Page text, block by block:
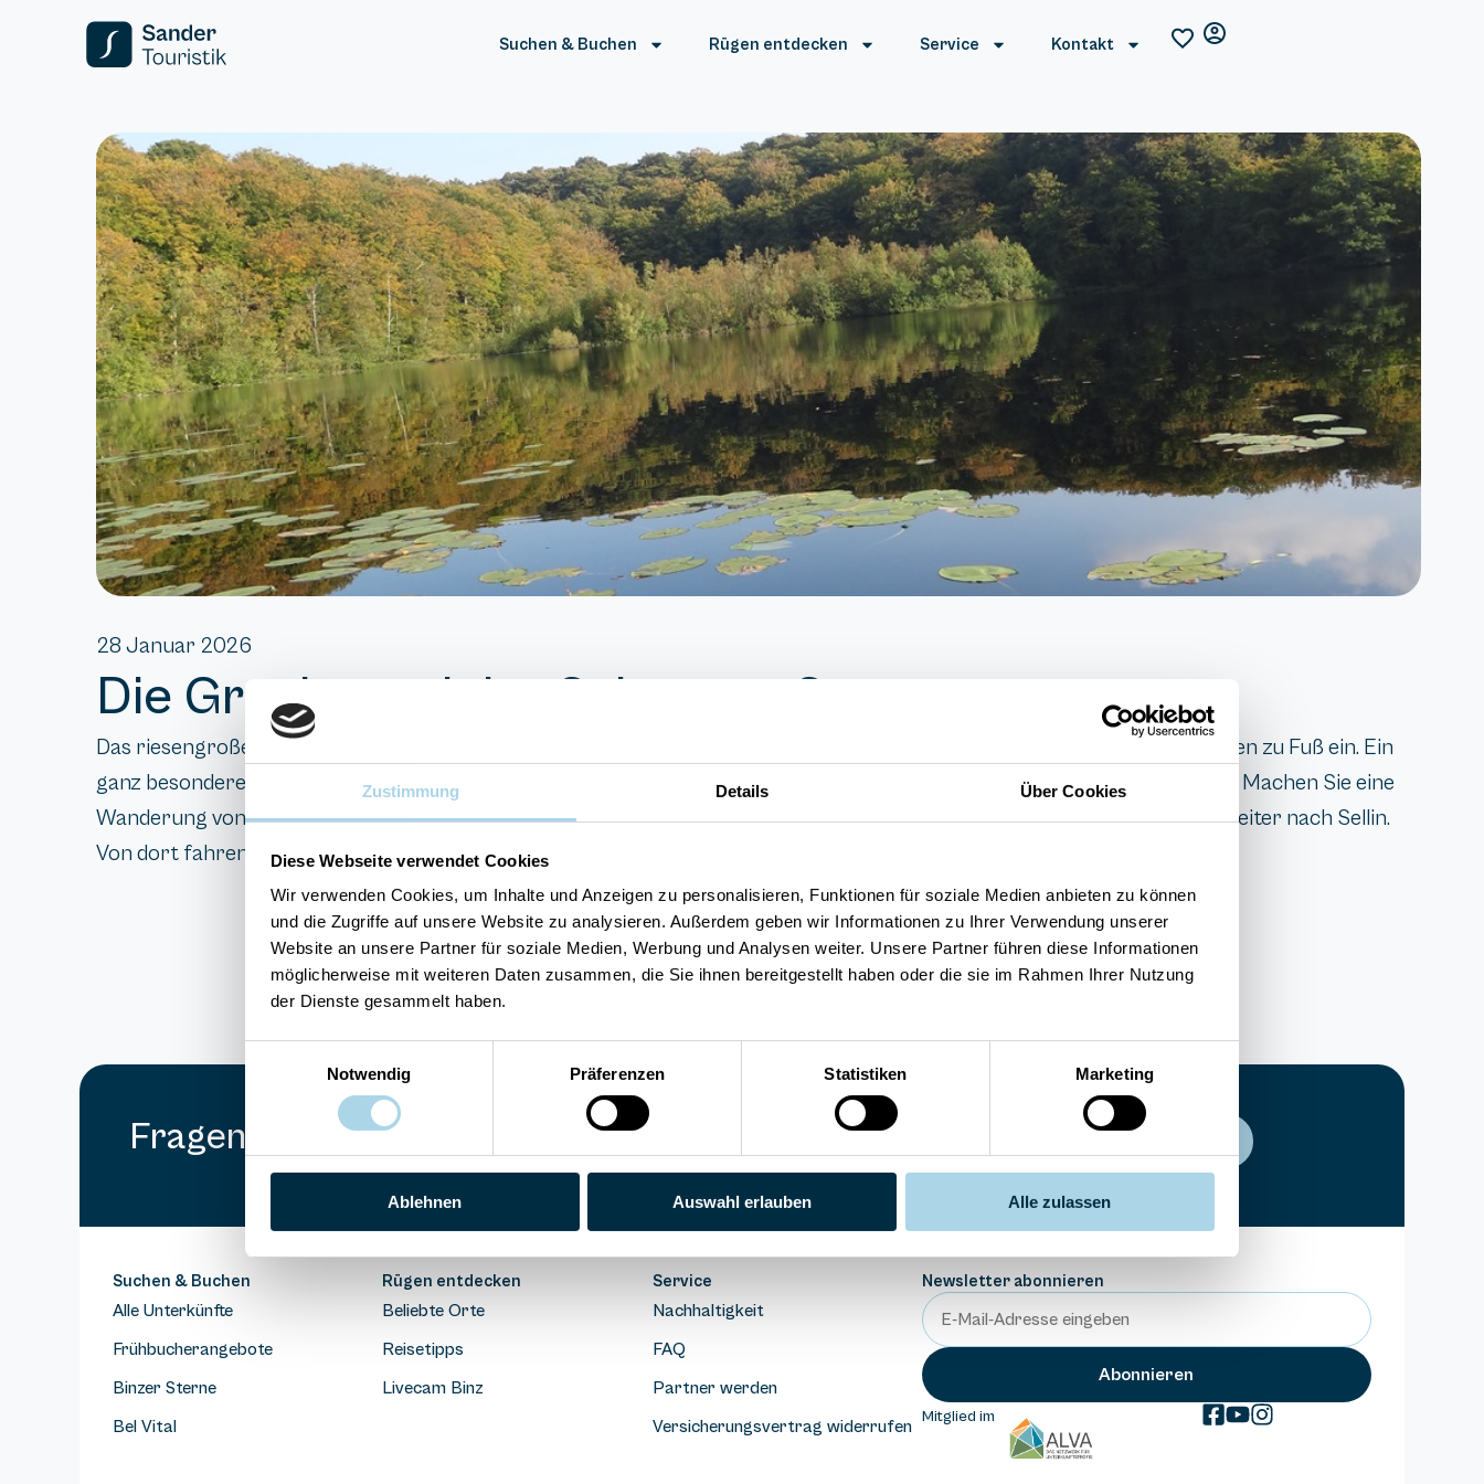
Zustimmung Details Über Cookies
Diese Webseite verwendet Cookies
Wir verwenden Cookies, um Inhalte und Anzeigen zu personalisieren, Funktionen für soziale Medien anbieten zu können
und die Zugriffe auf unsere Website zu analysieren. Außerdem geben wir Informationen zu Ihrer Verwendung unserer
Website an unsere Partner für soziale Medien, Werbung und Analysen weiter. Unsere Partner führen diese Informationen
möglicherweise mit weiteren Daten zusammen, die Sie ihnen bereitgestellt haben oder die sie im Rahmen Ihrer Nutzung
der Dienste gesammelt haben.
Notwendig
Präferenzen Statistiken Marketing
Ablehnen Auswahl erlauben Alle zulassen
Suchen & Buchen Rügen entdecken Service Kontakt
28 Januar 2026
Die Granitz und der Schwarze See
Das riesengroße Waldgebiet der Granitz, zwischen den Ostseebädern Binz und Sellin gelegen, lädt zu schönen Wanderungen zu Fuß ein. Ein
ganz besonderes Highlight ist der „Schwarze See“ in der Mitte des Waldgebietes. Hier finden Sie absolute Ruhe. Unser Tipp: Machen Sie eine
Wanderung von Binz aus durch die Granitz. Am Schwarzen See legen Sie einen Zwischenstopp ein. Anschließend geht es weiter nach Sellin.
Von dort fahren Sie mit dem Bus oder dem Rasenden Roland zurück nach Binz.
Fragen und Wünsche? Kontakt allgemein Anlage Binzer Sterne
Suchen & Buchen
Alle Unterkünfte
Frühbucherangebote
Binzer Sterne
Bel Vital
Rügen entdecken
Beliebte Orte
Reisetipps
Livecam Binz
Service
Nachhaltigkeit
FAQ
Partner werden
Versicherungsvertrag widerrufen
Newsletter abonnieren
Mitglied im